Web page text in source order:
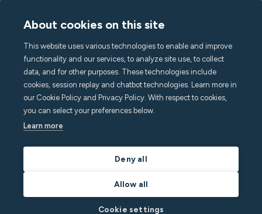
Idioma
About cookies on this site
This website uses various technologies to enable and improve
functionality and our services, to analyze site use, to collect
data, and for other purposes. These technologies include
cookies, session replay and chatbot technologies. Learn more in
our Cookie Policy and Privacy Policy. With respect to cookies,
you can select your preferences below.
Learn more
Deny all
Allow all
Cookie settings